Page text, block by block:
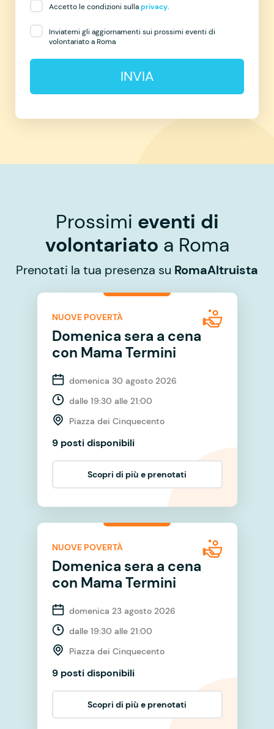
Accetto le condizioni sullaprivacy.
Inviatemi gli aggiornamenti sui prossimi eventi di
volontariato a Roma
INVIA
Prossimi eventi di
volontariato a Roma
Prenotati la tua presenza su RomaAltruista
NUOVE POVERTÀ
Domenica sera a cena
con Mama Termini
domenica 30 agosto 2026
dalle 19:30 alle 21:00
Piazza dei Cinquecento
9 posti disponibili
Scopri di più e prenotati
NUOVE POVERTÀ
Domenica sera a cena
con Mama Termini
domenica 23 agosto 2026
dalle 19:30 alle 21:00
Piazza dei Cinquecento
9 posti disponibili
Scopri di più e prenotati